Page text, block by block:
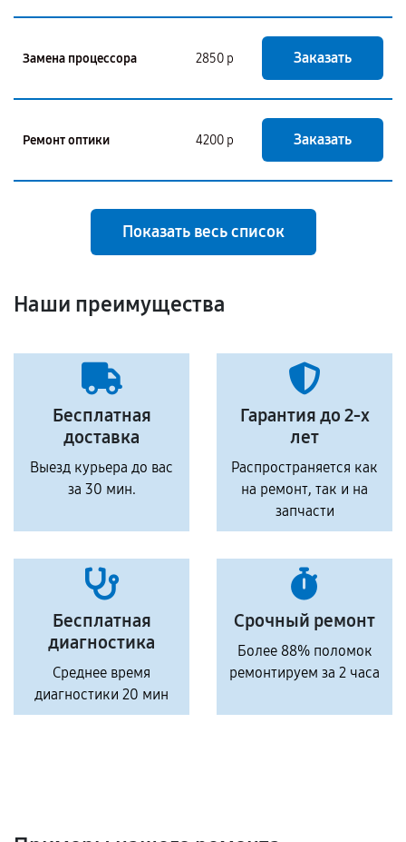
Замена процессора 2850 р Заказать
Ремонт оптики 4200 р Заказать
Показать весь список
Наши преимущества
Бесплатная
доставка
Выезд курьера до вас
за 30 мин.
Гарантия до 2-х
лет
Распространяется как
на ремонт, так и на
запчасти
Бесплатная
диагностика
Среднее время
диагностики 20 мин
Срочный ремонт
Более 88% поломок
ремонтируем за 2 часа